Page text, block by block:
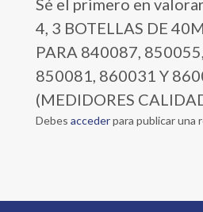
Sé el primero en
4, 3 BOTELLAS DE
PARA 840087,
850081, 860031 Y
(MEDIDORES
Debes accederpara publicar una